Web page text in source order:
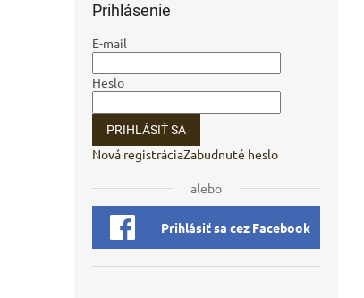
Prihlásenie
E-mail
Heslo
PRIHLÁSIŤ SA
Nová registráciaZabudnuté heslo
alebo
Prihlásiť sa cez Facebook